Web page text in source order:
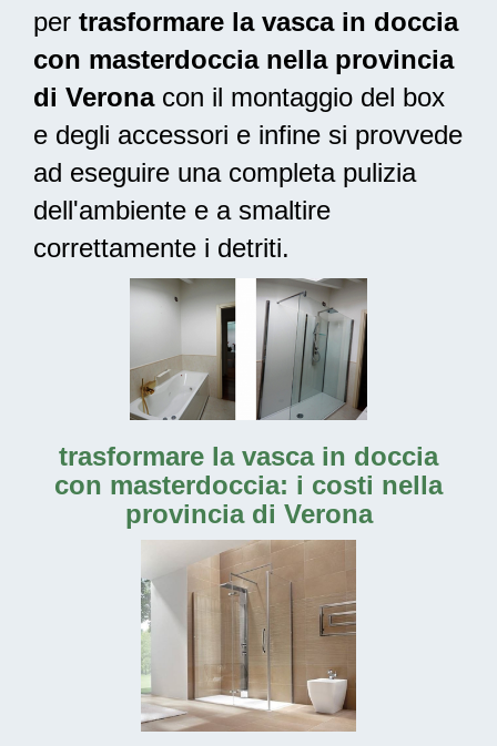
per trasformare la vasca in doccia
con masterdoccia nella provincia
di Veronacon il montaggio del box
e degli accessori e infine si provvede
ad eseguire una completa pulizia
dell'ambiente e a smaltire
correttamente i detriti.
trasformare la vasca in doccia
con masterdoccia: i costi nella
provincia di Verona